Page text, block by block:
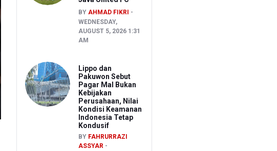
BY AHMAD FIKRI
WEDNESDAY,
AUGUST 5, 2026 1:31
AM
Lippo dan
Pakuwon Sebut
Pagar Mal Bukan
Kebijakan
Perusahaan, Nilai
Kondisi Keamanan
Indonesia Tetap
Kondusif
BY FAHRURRAZI
ASSYAR